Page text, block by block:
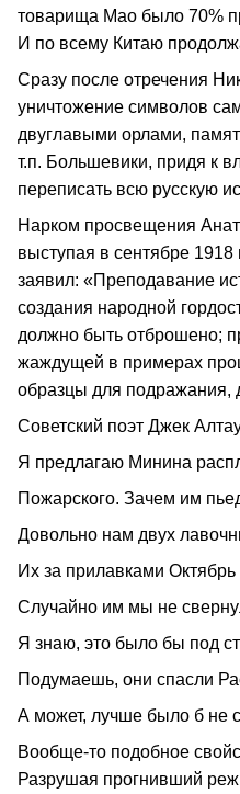
товарища Мао было 70%
И по всему Китаю
Сразу после отречения
уничтожение символов
двуглавыми орлами,
т.п. Большевики, придя к
переписать всю русскую
Нарком просвещения
выступая в сентябре 1918
заявил: «Преподавание
создания народной
должно быть отброшено;
жаждущей в примерах
образцы для подражания,
Советский поэт Джек
Я предлагаю Минина
Пожарского. Зачем им
Довольно нам двух
Их за прилавками Октябрь
Случайно им мы не
Я знаю, это было бы под
Подумаешь, они спасли
А может, лучше было б не
Вообще-то подобное
Разрушая прогнивший